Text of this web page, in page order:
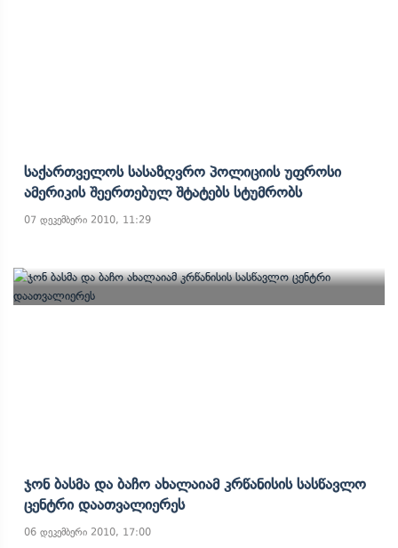
Საქართველოს Სასაზღვრო Პოლიციის Უფროსი
Ამერიკის Შეერთებულ Შტატებს Სტუმრობს
07 დეკემბერი 2010, 11:29
Ჯონ Ბასმა Და Ბაჩო Ახალაიამ Კრწანისის Სასწავლო
Ცენტრი Დაათვალიერეს
06 დეკემბერი 2010, 17:00